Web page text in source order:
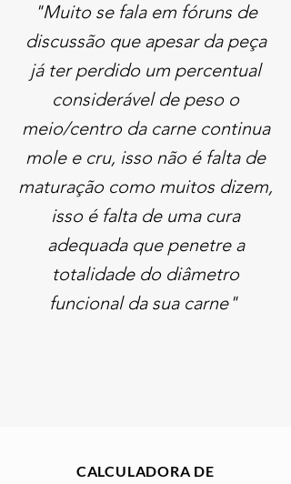
"Muito se fala em fóruns de
discussão que apesar da peça
já ter perdido um percentual
considerável de peso o
meio/centro da carne continua
mole e cru, isso não é falta de
maturação como muitos dizem,
isso é falta de uma cura
adequada que penetre a
totalidade do diâmetro
funcional da sua carne"
CALCULADORA DE